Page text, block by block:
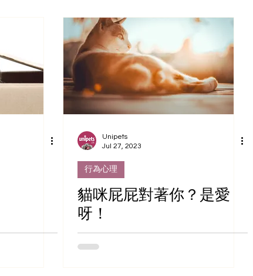
Unipets
Jul 27, 2023
行為心理
貓咪屁屁對著你？是愛
呀！